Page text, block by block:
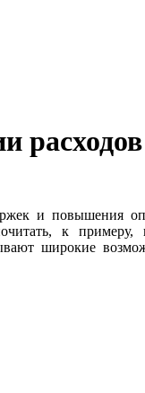
и повышения
к примеру,
широкие